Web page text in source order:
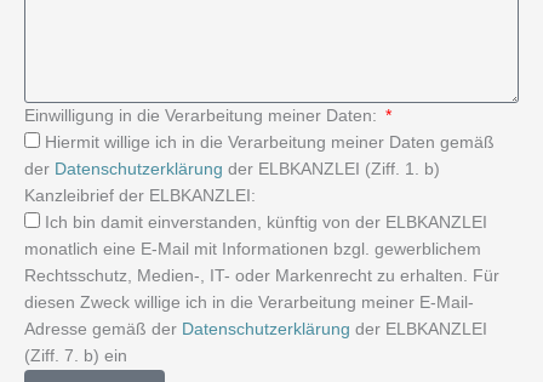
Einwilligung in die Verarbeitung meiner Daten:
Hiermit willige ich in die Verarbeitung meiner Daten gemäß
der Datenschutzerklärung der ELBKANZLEI (Ziff. 1. b)
Kanzleibrief der ELBKANZLEI:
Ich bin damit einverstanden, künftig von der ELBKANZLEI
monatlich eine E-Mail mit Informationen bzgl. gewerblichem
Rechtsschutz, Medien-, IT- oder Markenrecht zu erhalten. Für
diesen Zweck willige ich in die Verarbeitung meiner E-Mail-
Adresse gemäß der Datenschutzerklärung der ELBKANZLEI
(Ziff. 7. b) ein